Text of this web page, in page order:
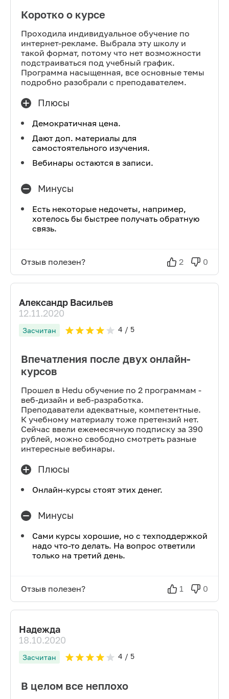
Коротко о курсе
Проходила индивидуальное обучение по
интернет-рекламе. Выбрала эту школу и
такой формат, потому что нет возможности
подстраиваться под учебный график.
Программа насыщенная, все основные темы
подробно разобрали с преподавателем.
Плюсы
Демократичная цена.
Дают доп. материалы для
самостоятельного изучения.
Вебинары остаются в записи.
Минусы
Есть некоторые недочеты, например,
хотелось бы быстрее получать обратную
связь.
Отзыв полезен? 2 0
Александр Васильев
12.11.2020
Засчитан 4 / 5
Впечатления после двух онлайн-
курсов
Прошел в Hedu обучение по 2 программам -
веб-дизайн и веб-разработка.
Преподаватели адекватные, компетентные.
К учебному материалу тоже претензий нет.
Сейчас ввели ежемесячную подписку за 390
рублей, можно свободно смотреть разные
интересные вебинары.
Плюсы
Онлайн-курсы стоят этих денег.
Минусы
Сами курсы хорошие, но с техподдержкой
надо что-то делать. На вопрос ответили
только на третий день.
Отзыв полезен? 1 0
Надежда
18.10.2020
Засчитан 4 / 5
В целом все неплохо